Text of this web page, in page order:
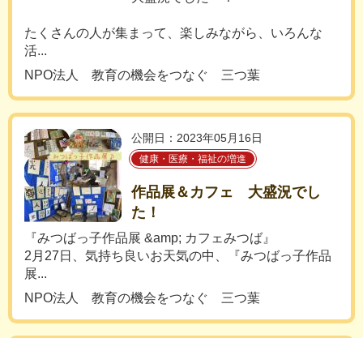
たくさんの人が集まって、楽しみながら、いろんな
活...
NPO法人 教育の機会をつなぐ 三つ葉
公開日：2023年05月16日
健康・医療・福祉の増進
作品展＆カフェ 大盛況でし
た！
『みつばっ子作品展 &amp; カフェみつば』
2月27日、気持ち良いお天気の中、『みつばっ子作品
展...
NPO法人 教育の機会をつなぐ 三つ葉